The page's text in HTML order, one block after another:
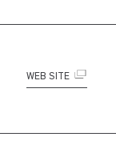
WEB SITE